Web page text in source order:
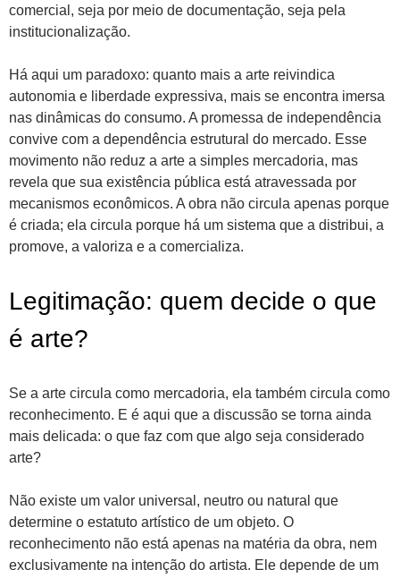
comercial, seja por meio de documentação, seja pela
institucionalização.
Há aqui um paradoxo: quanto mais a arte reivindica
autonomia e liberdade expressiva, mais se encontra imersa
nas dinâmicas do consumo. A promessa de independência
convive com a dependência estrutural do mercado. Esse
movimento não reduz a arte a simples mercadoria, mas
revela que sua existência pública está atravessada por
mecanismos econômicos. A obra não circula apenas porque
é criada; ela circula porque há um sistema que a distribui, a
promove, a valoriza e a comercializa.
Legitimação: quem decide o que
é arte?
Se a arte circula como mercadoria, ela também circula como
reconhecimento. E é aqui que a discussão se torna ainda
mais delicada: o que faz com que algo seja considerado
arte?
Não existe um valor universal, neutro ou natural que
determine o estatuto artístico de um objeto. O
reconhecimento não está apenas na matéria da obra, nem
exclusivamente na intenção do artista. Ele depende de um